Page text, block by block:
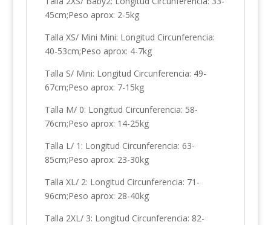
45cm;Peso aprox: 2-5kg
Talla XS/ Mini Mini: Longitud Circunferencia:
40-53cm;Peso aprox: 4-7kg
Talla S/ Mini: Longitud Circunferencia: 49-
67cm;Peso aprox: 7-15kg
Talla M/ 0: Longitud Circunferencia: 58-
76cm;Peso aprox: 14-25kg
Talla L/ 1: Longitud Circunferencia: 63-
85cm;Peso aprox: 23-30kg
Talla XL/ 2: Longitud Circunferencia: 71-
96cm;Peso aprox: 28-40kg
Talla 2XL/ 3: Longitud Circunferencia: 82-